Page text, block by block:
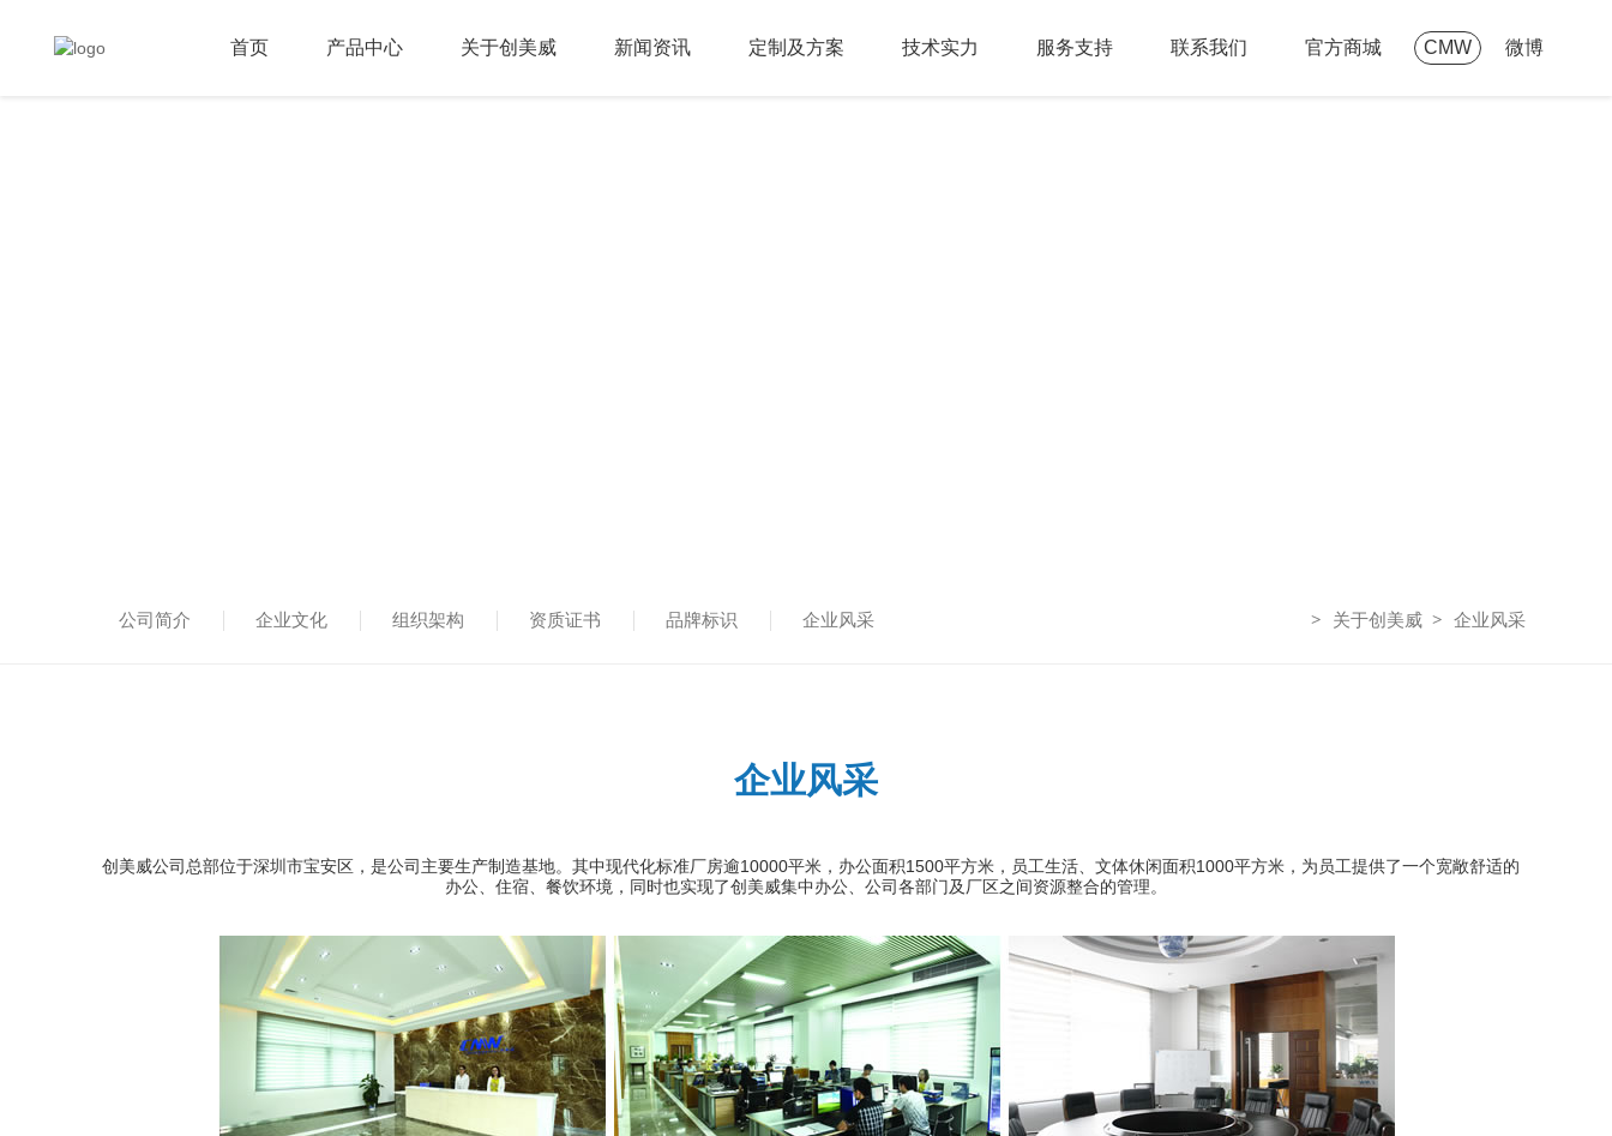
CMW 微博
首页 产品中心 关于创美威 新闻资讯 定制及方案 技术实力 服务支持 联系我们 官方商城
公司简介 企业文化 组织架构 资质证书 品牌标识 企业风采 关于创美威 企业风采
企业风采
创美威公司总部位于深圳市宝安区，是公司主要生产制造基地。其中现代化标准厂房逾10000平米，办公面积1500平方米，员工生活、文体休闲面积1000平方米，为员工提供了一个宽敞舒适的
办公、住宿、餐饮环境，同时也实现了创美威集中办公、公司各部门及厂区之间资源整合的管理。